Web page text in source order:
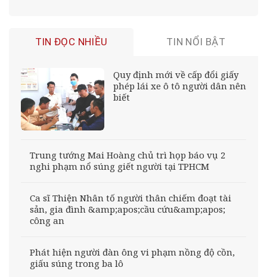
TIN ĐỌC NHIỀU TIN NỔI BẬT
Quy định mới về cấp đổi giấy
phép lái xe ô tô người dân nên
biết
Trung tướng Mai Hoàng chủ trì họp báo vụ 2
nghi phạm nổ súng giết người tại TPHCM
Ca sĩ Thiện Nhân tố người thân chiếm đoạt tài
sản, gia đình &amp;apos;cầu cứu&amp;apos;
công an
Phát hiện người đàn ông vi phạm nồng độ cồn,
giấu súng trong ba lô